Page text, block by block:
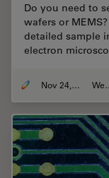
Do you need to
wafers or
detailed sample
electron
Nov 24, 2021